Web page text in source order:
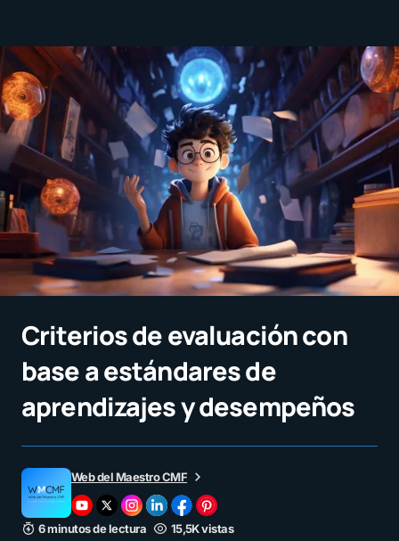
Criterios de evaluación con
base a estándares de
aprendizajes y desempeños
Web del Maestro CMF
6 minutos de lectura 15,5K vistas